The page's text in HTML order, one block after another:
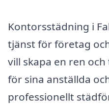
Kontorsstädning i
tjänst för företag
vill skapa en ren
för sina anställda
professionellt